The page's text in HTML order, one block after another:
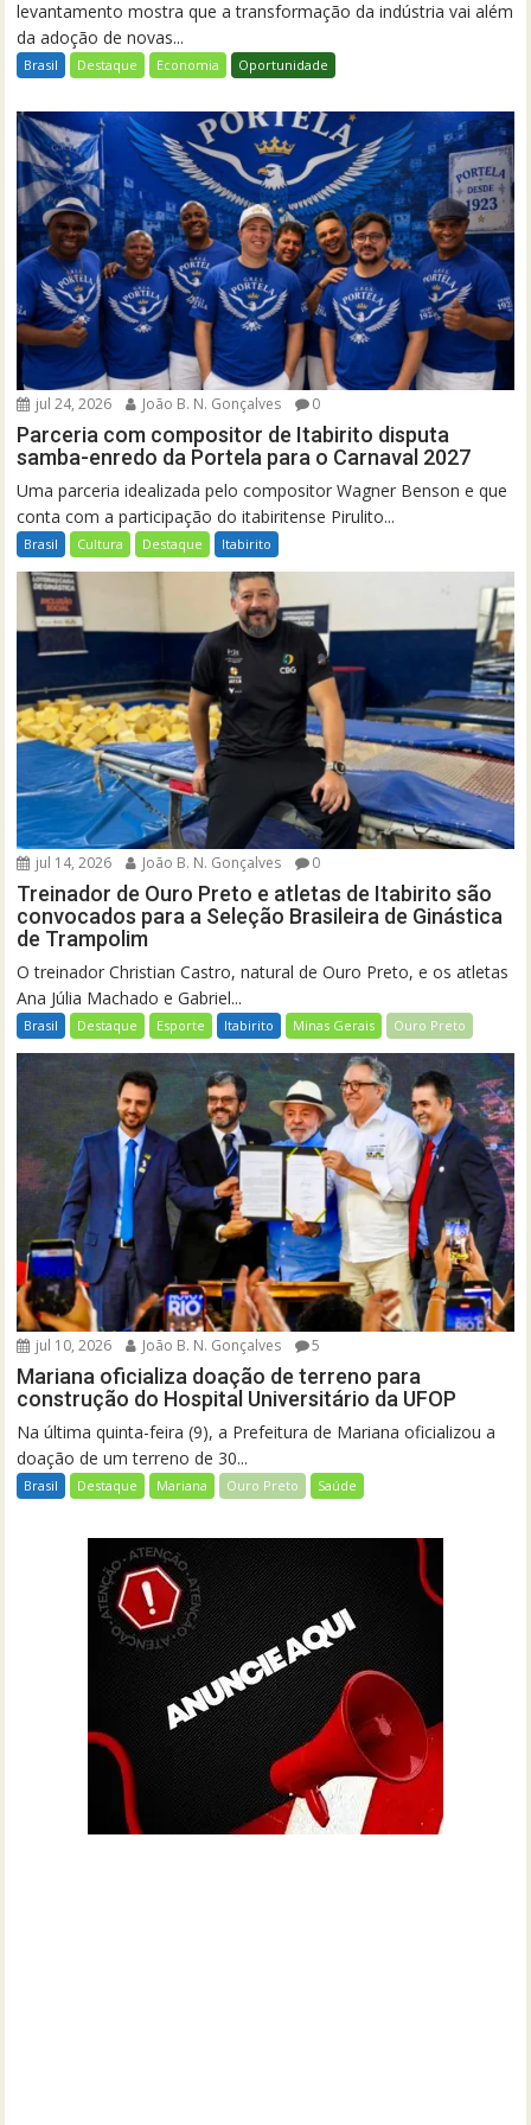
levantamento mostra que a transformação da indústria vai além
da adoção de novas...
Brasil Destaque Economia Oportunidade
jul 24, 2026 João B. N. Gonçalves 0
Parceria com compositor de Itabirito disputa
samba-enredo da Portela para o Carnaval 2027
Uma parceria idealizada pelo compositor Wagner Benson e que
conta com a participação do itabiritense Pirulito...
Brasil Cultura Destaque Itabirito
jul 14, 2026 João B. N. Gonçalves 0
Treinador de Ouro Preto e atletas de Itabirito são
convocados para a Seleção Brasileira de Ginástica
de Trampolim
O treinador Christian Castro, natural de Ouro Preto, e os atletas
Ana Júlia Machado e Gabriel...
Brasil Destaque Esporte Itabirito Minas Gerais Ouro Preto
jul 10, 2026 João B. N. Gonçalves 5
Mariana oficializa doação de terreno para
construção do Hospital Universitário da UFOP
Na última quinta-feira (9), a Prefeitura de Mariana oficializou a
doação de um terreno de 30...
Brasil Destaque Mariana Ouro Preto Saúde